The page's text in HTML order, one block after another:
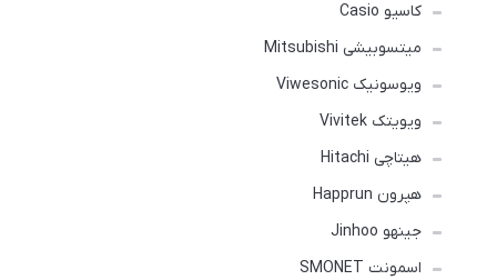
کاسیو Casio
میتسوبیشی Mitsubishi
ویوسونیک Viwesonic
ویویتک Vivitek
هیتاچی Hitachi
هپرون Happrun
جینهو Jinhoo
اسمونت SMONET